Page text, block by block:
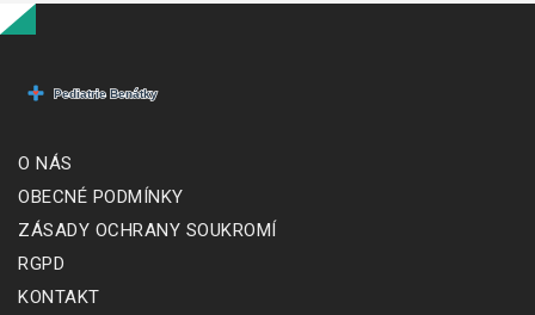
O NÁS
OBECNÉ PODMÍNKY
ZÁSADY OCHRANY SOUKROMÍ
RGPD
KONTAKT